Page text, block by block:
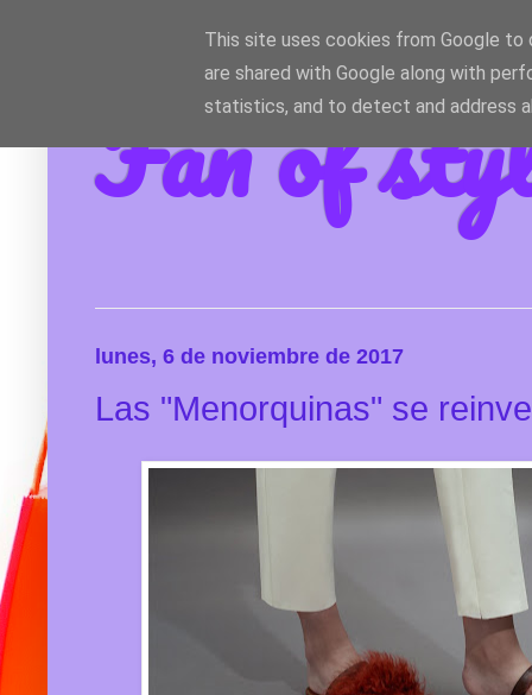
Fan of
lunes, 6 de noviembre de 2017
Las "Menorquinas" se
This site uses cookies from Google to
are shared with Google along with
statistics, and to detect and address